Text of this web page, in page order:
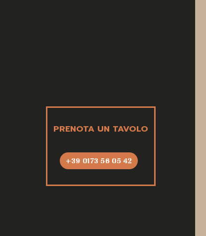
PRENOTA UN TAVOLO
+39 0173 56 05 42